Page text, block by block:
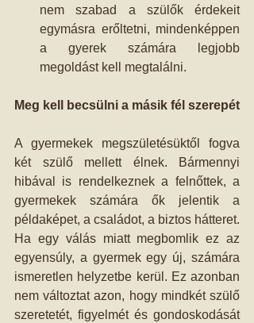
nem szabad a szülők érdekeit
egymásra erőltetni, mindenképpen
a gyerek számára legjobb
megoldást kell megtalálni.
Meg kell becsülni a másik fél szerepét
A gyermekek megszületésüktől fogva
két szülő mellett élnek. Bármennyi
hibával is rendelkeznek a felnőttek, a
gyermekek számára ők jelentik a
példaképet, a családot, a biztos hátteret.
Ha egy válás miatt megbomlik ez az
egyensúly, a gyermek egy új, számára
ismeretlen helyzetbe kerül. Ez azonban
nem változtat azon, hogy mindkét szülő
szeretetét, figyelmét és gondoskodását